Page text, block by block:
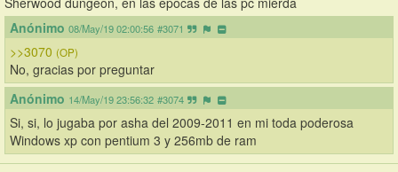
Anónimo 08/May/19 02:00:56 #3071
>>3070 (OP)
No, gracias por preguntar
Anónimo 14/May/19 23:56:32 #3074
Si, si, lo jugaba por asha del 2009-2011 en mi toda poderosa
Windows xp con pentium 3 y 256mb de ram